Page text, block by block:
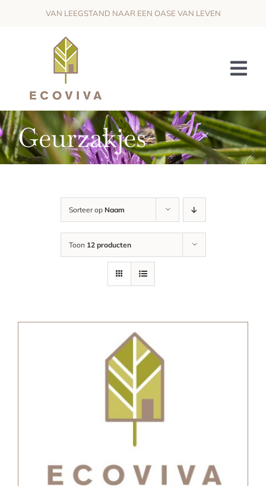
VAN LEEGSTAND NAAR EEN OASE VAN LEVEN
HET PROJECT
DE VISIE
Geurzakjes
Sorteer op Naam
Toon 12 producten